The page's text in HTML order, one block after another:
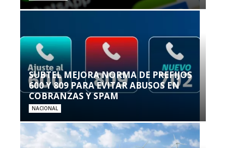
SUBTEL MEJORA NORMA DE PREFIJOS
600 Y 809 PARA EVITAR ABUSOS EN
COBRANZAS Y SPAM
NACIONAL